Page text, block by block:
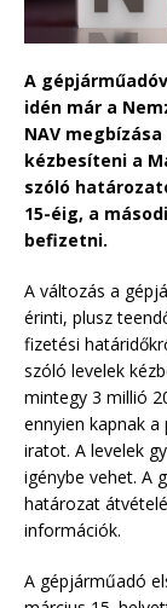
A
idén már a
NAV
kézbesíteni a
szóló
15-éig, a
befizetni.
A változás a
érinti, plusz
fizetési
szóló levelek
mintegy 3 millió
ennyien kapnak
iratot. A levelek
igénybe vehet. A
határozat
információk.
A gépjárműadó